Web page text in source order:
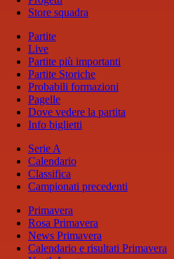
Store squadra
Partite
Live
Partite più importanti
Partite Storiche
Probabili formazioni
Pagelle
Dove vedere la partita
Info biglietti
Serie A
Calendario
Classifica
Campionati precedenti
Primavera
Rosa Primavera
News Primavera
Calendario e risultati Primavera